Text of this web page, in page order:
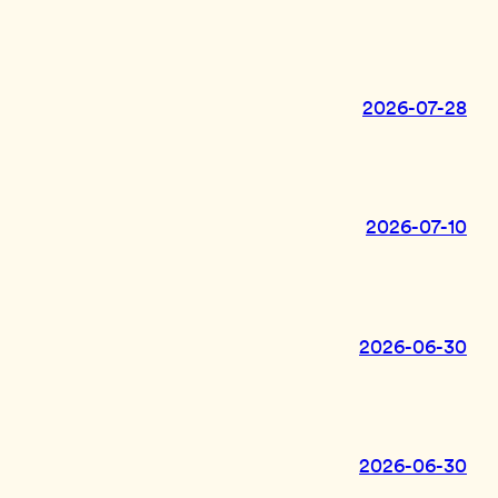
2026-07-28
2026-07-10
2026-06-30
2026-06-30